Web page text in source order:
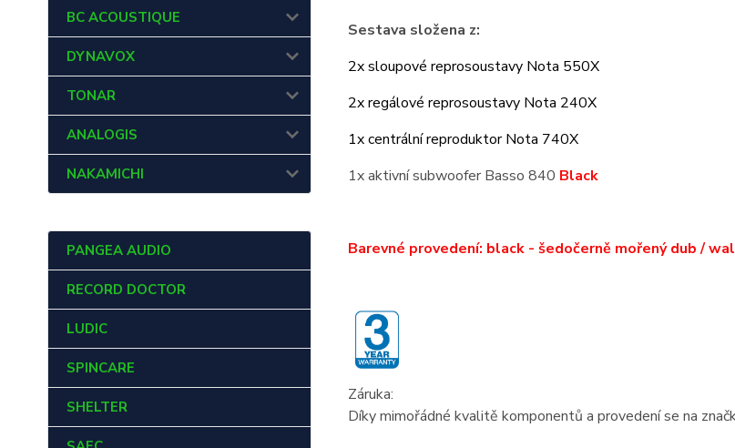
BC ACOUSTIQUE
DYNAVOX
TONAR
ANALOGIS
NAKAMICHI
PANGEA AUDIO
RECORD DOCTOR
LUDIC
SPINCARE
SHELTER
Sestava složena z:
2x sloupové reprosoustavy Nota 550X
2x regálové reprosoustavy Nota 240X
1x centrální reproduktor Nota 740X
1x aktivní subwoofer Basso 840 Black
Barevné provedení: black - šedočerně mořený dub /
Záruka:
Díky mimořádné kvalitě komponentů a provedení se na